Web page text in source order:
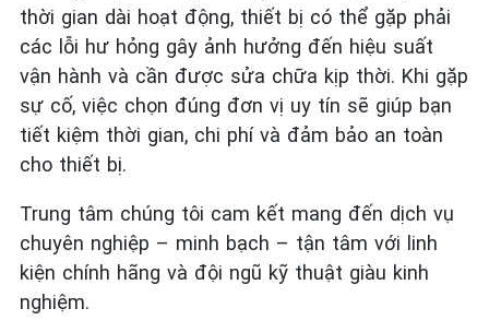
thời gian dài hoạt động, thiết bị có thể gặp phải
các lỗi hư hỏng gây ảnh hưởng đến hiệu suất
vận hành và cần được sửa chữa kịp thời. Khi gặp
sự cố, việc chọn đúng đơn vị uy tín sẽ giúp bạn
tiết kiệm thời gian, chi phí và đảm bảo an toàn
cho thiết bị.
Trung tâm chúng tôi cam kết mang đến dịch vụ
chuyên nghiệp – minh bạch – tận tâm với linh
kiện chính hãng và đội ngũ kỹ thuật giàu kinh
nghiệm.